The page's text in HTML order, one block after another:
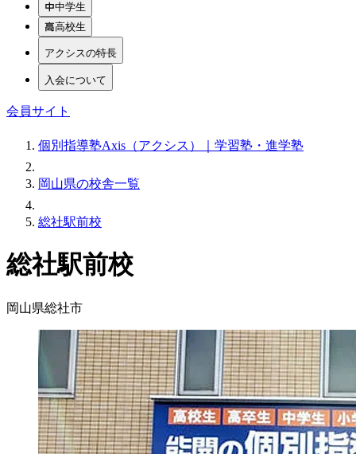
中学生
高校生
アクシスの特長
入会について
会員サイト
個別指導塾Axis（アクシス）｜学習塾・進学塾
岡山県の校舎一覧
総社駅前校
総社駅前校
岡山県総社市